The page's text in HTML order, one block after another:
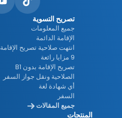
تصريح التسوية
جميع المعلومات
الإقامة الدائمة
انتهت صلاحية تصريح الإقامة
9 مزايا رائعة
تصريح الإقامة بدون B1
الصلاحية ونقل جواز السفر
أي شهادة لغة
السفر
جميع المقالات
المنتجات